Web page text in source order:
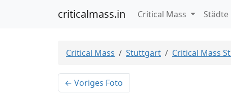
criticalmass.in Critical Mass Städte
Critical Mass Stuttgart Critical Mass
← Voriges Foto